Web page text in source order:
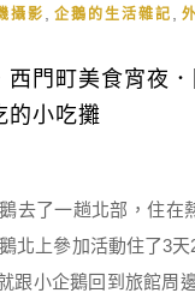
攝影 企鵝的生活雜記
西門町美食宵夜
的小吃攤
去了一趟北部，住在
北上參加活動住了3天
跟小企鵝回到旅館周